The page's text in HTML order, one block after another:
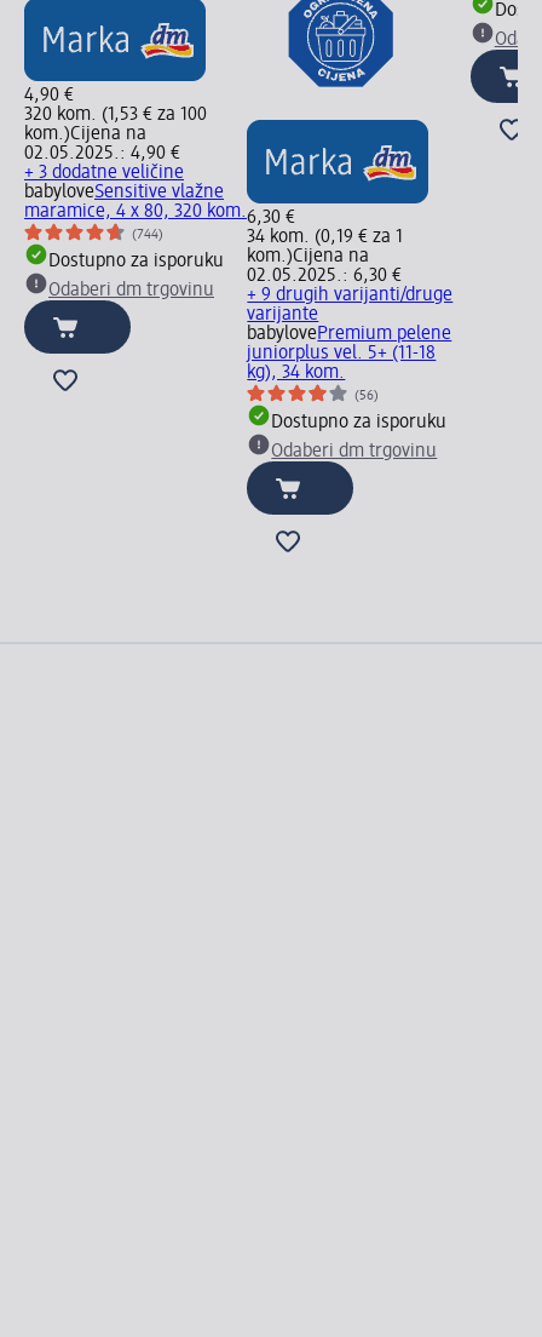
4,90 €
320 kom. (1,53 € za 100
kom.)Cijena na
02.05.2025.: 4,90 €
+ 3 dodatne veličine
babyloveSensitive vlažne
maramice, 4 x 80, 320 kom.
(744)
Dostupno za isporuku
Odaberi dm trgovinu
6,30 €
34 kom. (0,19 € za 1
kom.)Cijena na
02.05.2025.: 6,30 €
+ 9 drugih varijanti/druge
varijante
babylovePremium pelene
juniorplus vel. 5+ (11-18
kg), 34 kom.
(56)
Dostupno za isporuku
Odaberi dm trgovinu